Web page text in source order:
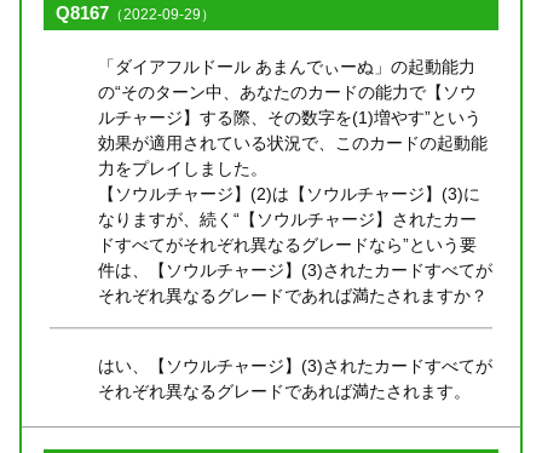
Q8167 （2022-09-29）
「ダイアフルドール あまんでぃーぬ」の起動能力
の“そのターン中、あなたのカードの能力で【ソウ
ルチャージ】する際、その数字を(1)増やす”という
効果が適用されている状況で、このカードの起動能
力をプレイしました。
【ソウルチャージ】(2)は【ソウルチャージ】(3)に
なりますが、続く“【ソウルチャージ】されたカー
ドすべてがそれぞれ異なるグレードなら”という要
件は、【ソウルチャージ】(3)されたカードすべてが
それぞれ異なるグレードであれば満たされますか？
はい、【ソウルチャージ】(3)されたカードすべてが
それぞれ異なるグレードであれば満たされます。